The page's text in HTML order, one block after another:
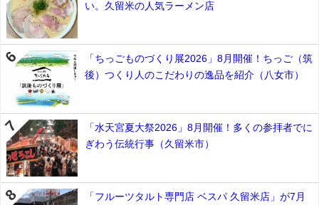
い。久留米の人気ラーメン店
「ちっごものづくり展2026」8月開催！ちっご（筑
後）つくり人のこだわりの逸品を紹介（八女市）
「水天宮夏大祭2026」8月開催！多くの参拝者でに
ぎわう伝統行事（久留米市）
「フルーツタルト専門店 ベスパ 久留米店」が7月